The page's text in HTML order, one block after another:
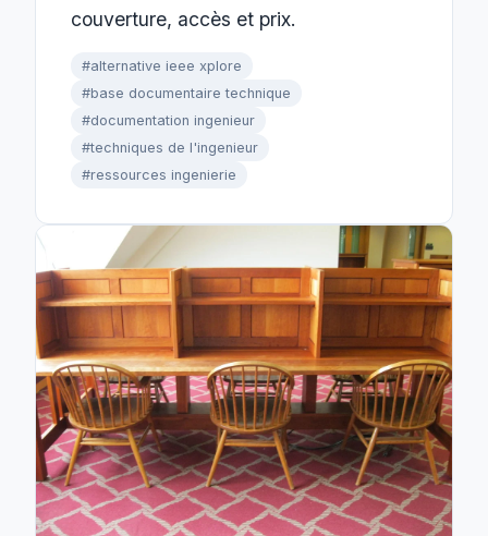
couverture, accès et prix.
#alternative ieee xplore
#base documentaire technique
#documentation ingenieur
#techniques de l'ingenieur
#ressources ingenierie